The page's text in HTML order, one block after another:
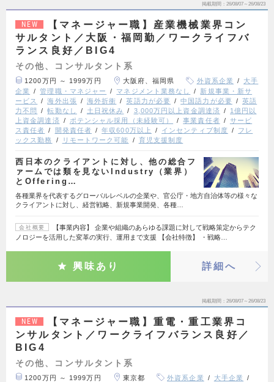
掲載期間 26/08/07～26/08/23
NEW
【マネージャー職】産業機械業界コン
サルタント／大阪・福岡勤／ワークライフバ
ランス良好／BIG4
その他、コンサルタント系
1200万円 ～ 1999万円 大阪府、福岡県 外資系企業
大手
企業
管理職・マネジャー マネジメント業務なし
新規事業・新サ
ービス
海外出張 海外折衝 英語力が必要 中国語力が必要
英語
力不問
転勤なし 土日祝休み 3,000万円以上資金調達済
1億円以
上資金調達済
ポテンシャル採用（未経験可） 事業責任者
サービ
ス責任者
開発責任者 年収600万以上 インセンティブ制度
フレ
ックス勤務
リモートワーク可能 育児支援制度
西日本のクライアントに対し、他の総合フ
ァームでは類を見ないIndustry（業界）
とOffering…
各種業界を代表するグローバルレベルの企業や、官公庁・地方自治体等の様々な
クライアントに対し、経営戦略、新規事業開発、各種…
会社概要
【事業内容】 企業や組織のあらゆる課題に対して戦略策定からテク
ノロジーを活用した変革の実行、運用まで支援 【会社特徴】 ・戦略…
興味あり 詳細へ
掲載期間 26/08/07～26/08/23
NEW
【マネージャー職】重電・重工業界コ
ンサルタント／ワークライフバランス良好／
BIG4
その他、コンサルタント系
1200万円 ～ 1999万円 東京都 外資系企業
大手企業